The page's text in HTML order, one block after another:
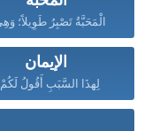
الْمَحَبَّةُ تَصْبِرُ طَوِيلاً؛
الإيمان
لِهذَا السَّبَبِ أَقُولُ